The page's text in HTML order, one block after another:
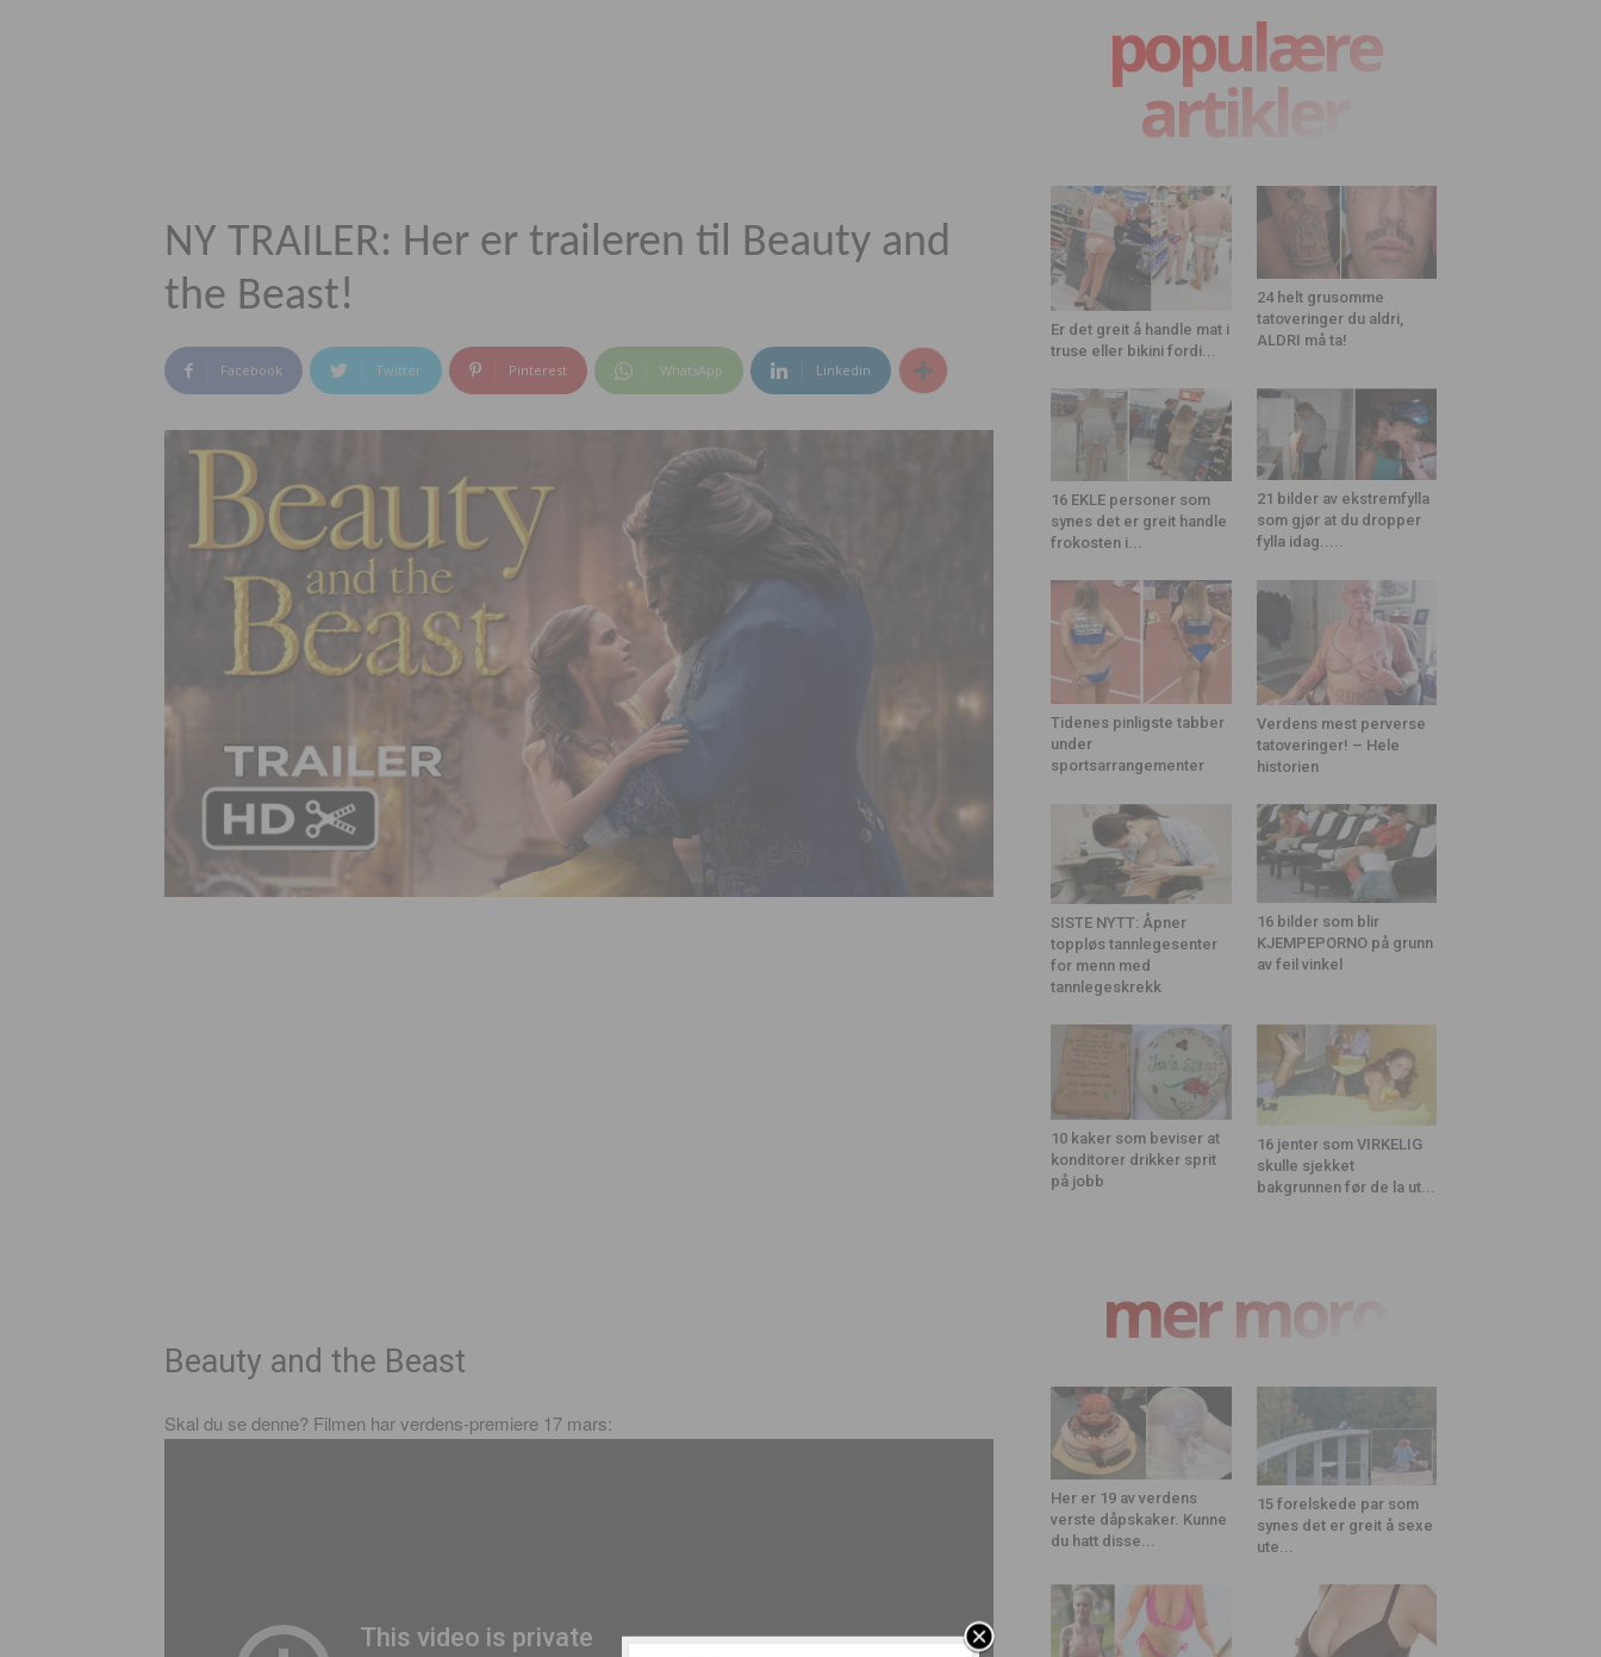
NY TRAILER: Her er traileren til Beauty and
the Beast!
Facebook Twitter Pinterest WhatsApp Linkedin
Beauty and the Beast
Skal du se denne? Filmen har verdens-premiere 17 mars:
populære
artikler
Er det greit å handle mat i
truse eller bikini fordi...
24 helt grusomme
tatoveringer du aldri,
ALDRI må ta!
16 EKLE personer som
synes det er greit handle
frokosten i...
21 bilder av ekstremfylla
som gjør at du dropper
fylla idag.....
Tidenes pinligste tabber
under
sportsarrangementer
Verdens mest perverse
tatoveringer! – Hele
historien
SISTE NYTT: Åpner
toppløs tannlegesenter
for menn med
tannlegeskrekk
16 bilder som blir
KJEMPEPORNO på grunn
av feil vinkel
10 kaker som beviser at
konditorer drikker sprit
på jobb
16 jenter som VIRKELIG
skulle sjekket
bakgrunnen før de la ut...
mer moro
Her er 19 av verdens
verste dåpskaker. Kunne
du hatt disse...
15 forelskede par som
synes det er greit å sexe
ute...